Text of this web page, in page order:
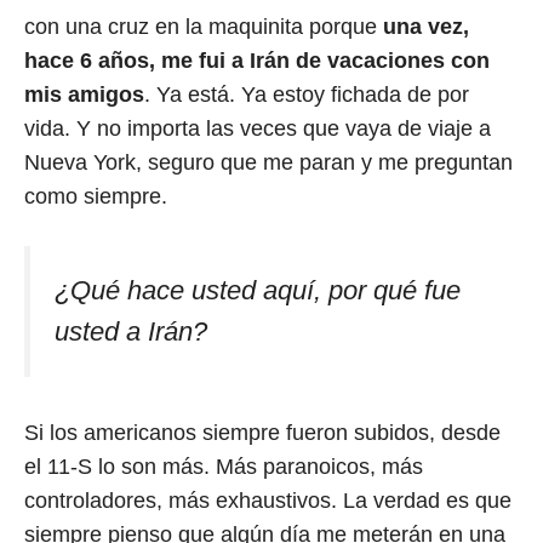
con una cruz en la maquinita porque una vez,
hace 6 años, me fui a Irán de vacaciones con
mis amigos. Ya está. Ya estoy fichada de por
vida. Y no importa las veces que vaya de viaje a
Nueva York, seguro que me paran y me preguntan
como siempre.
¿Qué hace usted aquí, por qué fue
usted a Irán?
Si los americanos siempre fueron subidos, desde
el 11-S lo son más. Más paranoicos, más
controladores, más exhaustivos. La verdad es que
siempre pienso que algún día me meterán en una